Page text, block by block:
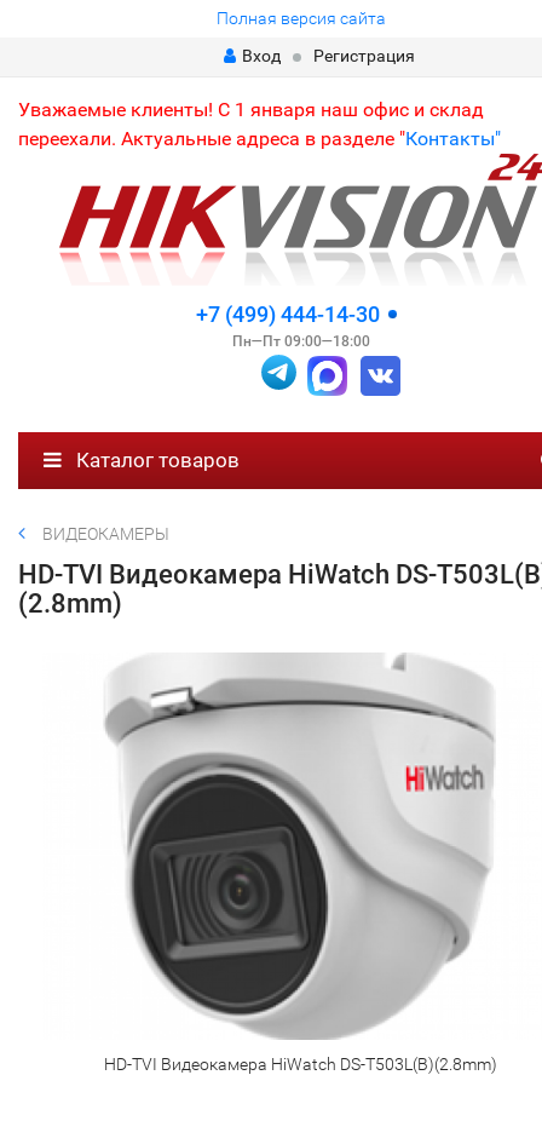
Полная версия сайта
Вход
Регистрация
Уважаемые клиенты! С 1 января наш офис и склад
переехали. Актуальные адреса в разделе "Контакты"
+7 (499) 444-14-30
Пн—Пт 09:00—18:00
Каталог товаров
ВИДЕОКАМЕРЫ
HD-TVI Видеокамера HiWatch DS-
(2.8mm)
HD-TVI Видеокамера HiWatch DS-T503L(B)(2.8mm)